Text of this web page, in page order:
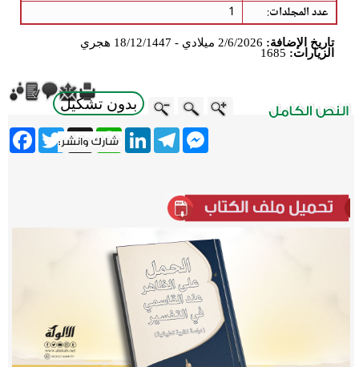
عدد المجلدات:
1
تاريخ الإضافة: 2/6/2026 ميلادي - 18/12/1447 هجري
الزيارات: 1685
بدون تشكيل
Twitter X
WhatsApp
LinkedInTelegram
Messenger